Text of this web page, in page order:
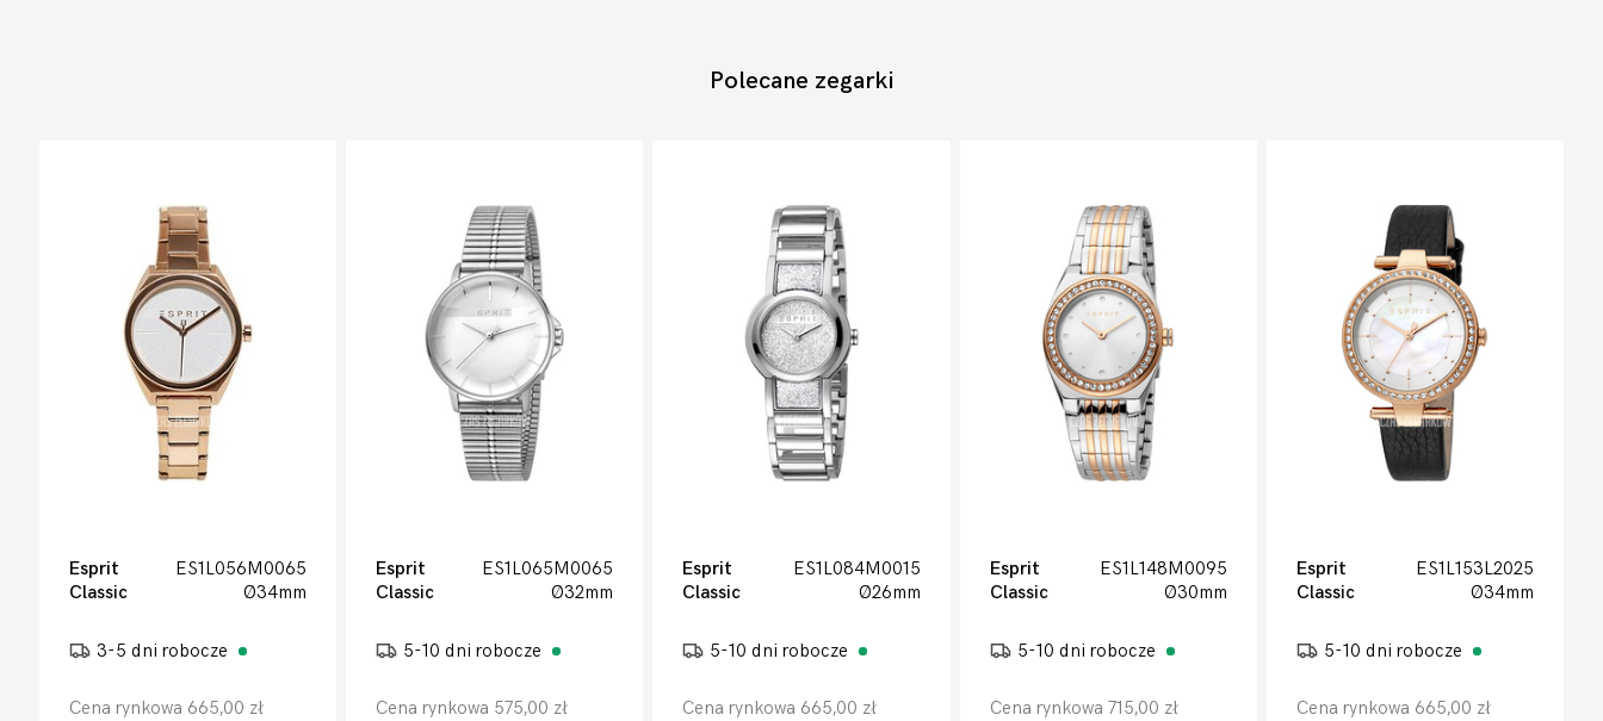
Polecane zegarki
Esprit
ES1L056M0065
Classic
Ø34mm
3-5 dni robocze
Cena rynkowa 665,00 zł
Esprit
ES1L065M0065
Classic
Ø32mm
5-10 dni robocze
Cena rynkowa 575,00 zł
Esprit
ES1L084M0015
Classic
Ø26mm
5-10 dni robocze
Cena rynkowa 665,00 zł
Esprit
ES1L148M0095
Classic
Ø30mm
5-10 dni robocze
Cena rynkowa 715,00 zł
Esprit
ES1L153L2025
Classic
Ø34mm
5-10 dni robocze
Cena rynkowa 665,00 zł